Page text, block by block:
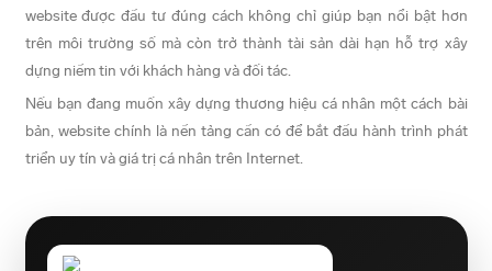
website được đầu tư đúng cách không chỉ giúp bạn nổi bật hơn
trên môi trường số mà còn trở thành tài sản dài hạn hỗ trợ xây
dựng niềm tin với khách hàng và đối tác.
Nếu bạn đang muốn xây dựng thương hiệu cá nhân một cách bài
bản, website chính là nền tảng cần có để bắt đầu hành trình phát
triển uy tín và giá trị cá nhân trên Internet.